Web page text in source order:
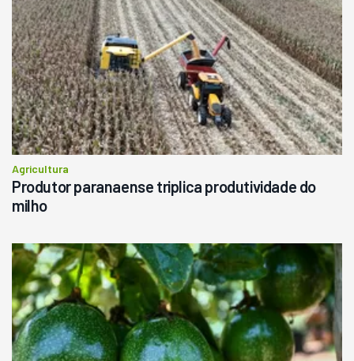
Agricultura
Produtor paranaense triplica produtividade do
milho